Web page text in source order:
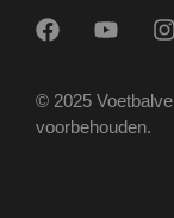
© 2025
voorbehouden.